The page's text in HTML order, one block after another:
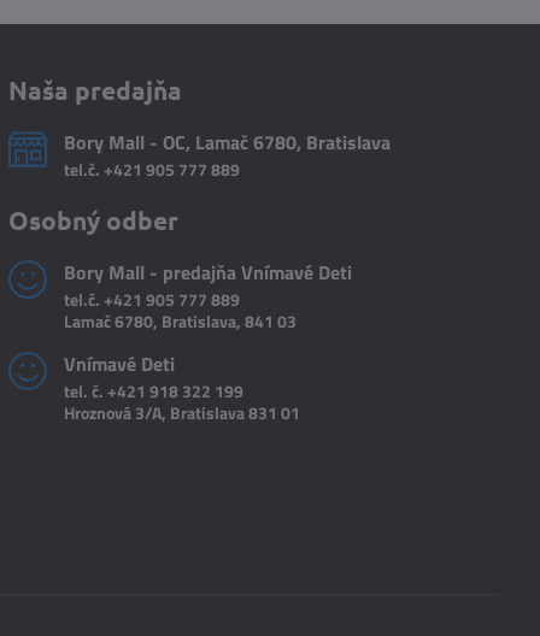
Naša predajňa
Bory Mall - OC, Lamač 6780, Bratislava
tel.č. +421 905 777 889
Osobný odber
Bory Mall - predajňa Vnímavé Deti
tel.č. +421 905 777 889
Lamač 6780, Bratislava, 841 03
Vnímavé Deti
tel. č. +421 918 322 199
Hroznová 3/A, Bratislava 831 01